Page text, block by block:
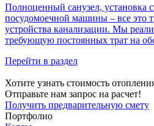
Полноценный санузел, установка
посудомоечной машины – все это
устройства канализации. Мы
требующую постоянных трат на
Перейти в раздел
Хотите узнать стоимость
Отправьте нам запрос на расчет!
Получить предварительную смету
Портфолио